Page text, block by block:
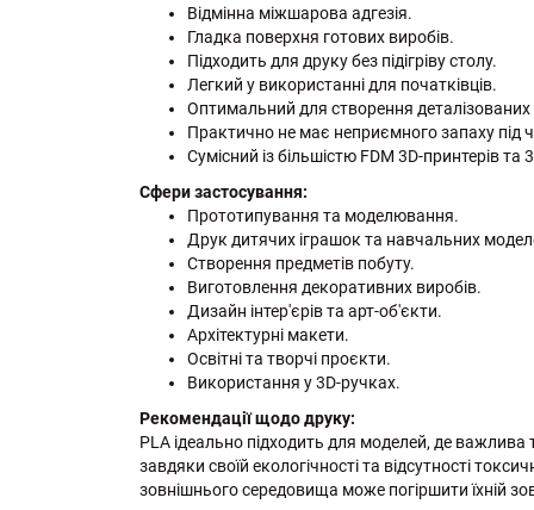
Відмінна міжшарова адгезія.
Гладка поверхня готових виробів.
Підходить для друку без підігріву столу.
Легкий у використанні для початківців.
Оптимальний для створення
Практично не має неприємного запаху під
Сумісний із більшістю FDM 3D-принтерів та
Сфери застосування:
Прототипування та моделювання.
Друк дитячих іграшок та навчальних
Створення предметів побуту.
Виготовлення декоративних виробів.
Дизайн інтер'єрів та арт-об'єкти.
Архітектурні макети.
Освітні та творчі проєкти.
Використання у 3D-ручках.
Рекомендації щодо друку:
PLA ідеально підходить для моделей, де важлива
завдяки своїй екологічності та відсутності
зовнішнього середовища може погіршити їхній